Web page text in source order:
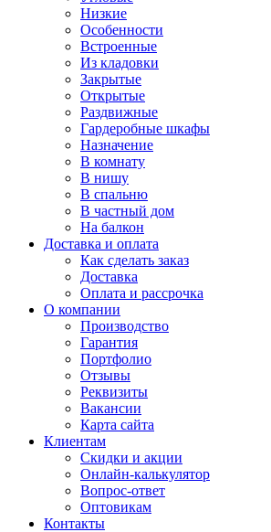
Низкие
Особенности
Встроенные
Из кладовки
Закрытые
Открытые
Раздвижные
Гардеробные шкафы
Назначение
В комнату
В нишу
В спальню
В частный дом
На балкон
Доставка и оплата
Как сделать заказ
Доставка
Оплата и рассрочка
О компании
Производство
Гарантия
Портфолио
Отзывы
Реквизиты
Вакансии
Карта сайта
Клиентам
Скидки и акции
Онлайн-калькулятор
Вопрос-ответ
Оптовикам
Контакты